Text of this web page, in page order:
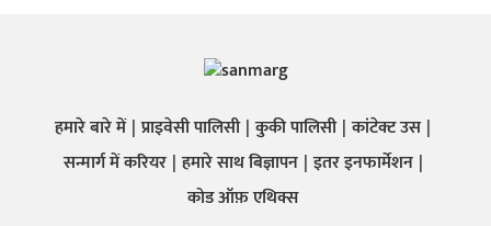
हमारे बारे में प्राइवेसी पालिसी कुकी पालिसी कांटेक्ट उस
सन्मार्ग में करियर हमारे साथ बिज्ञापन इतर इनफार्मेशन
कोड ऑफ़ एथिक्स